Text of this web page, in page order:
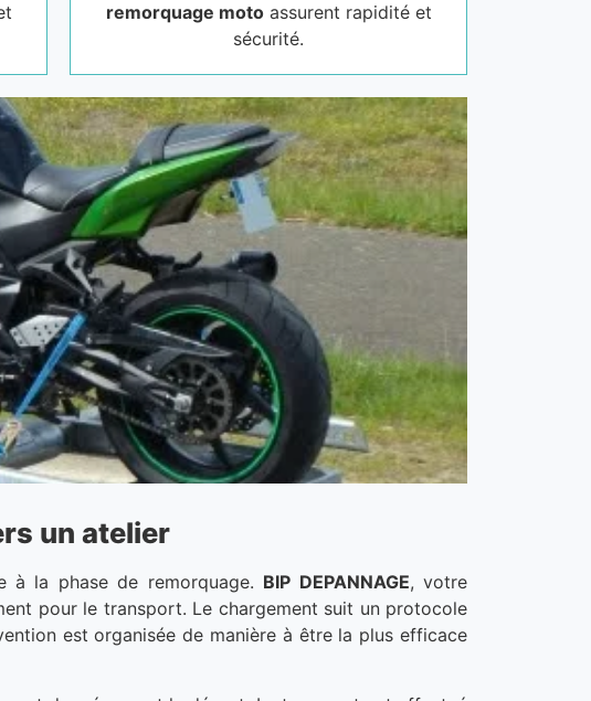
remorquage motoassurent rapidité et
sécurité.
un atelier
la phase de remorquage. BIP DEPANNAGE, votre
pour le transport. Le chargement suit un protocole
est organisée de manière à être la plus efficace